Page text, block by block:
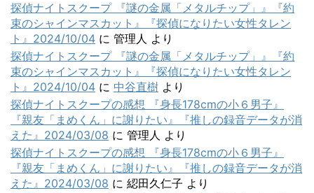
探偵ナイトスクープ 『謎の金属「メタルチップ」』『約
束のシャインマスカット』『探偵になりたい女性タレン
ト』2024/10/04 に 管理人 より
探偵ナイトスクープ 『謎の金属「メタルチップ」』『約
束のシャインマスカット』『探偵になりたい女性タレン
ト』2024/10/04 に 中谷直樹 より
探偵ナイトスクープの感想 『身長178cmの小６男子』
『親友「まめくん」に謝りたい』『推しの録音データが消
えた』2024/03/08 に 管理人 より
探偵ナイトスクープの感想 『身長178cmの小６男子』
『親友「まめくん」に謝りたい』『推しの録音データが消
えた』2024/03/08 に 綛田久仁子 より